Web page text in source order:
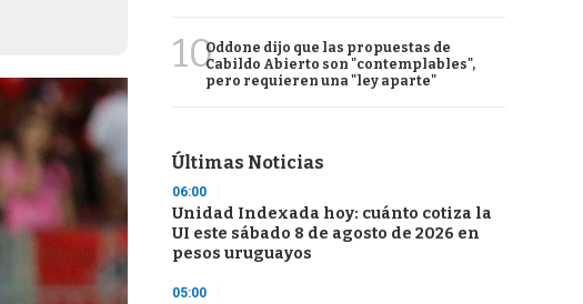
10Oddone dijo que las propuestas de
Cabildo Abierto son "contemplables",
pero requieren una "ley aparte"
Últimas Noticias
06:00
Unidad Indexada hoy: cuánto cotiza la
UI este sábado 8 de agosto de 2026 en
pesos uruguayos
05:00